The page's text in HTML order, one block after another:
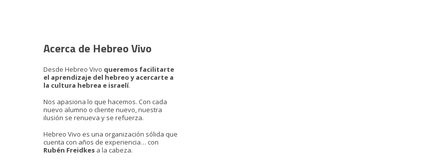
Acerca de Hebreo Vivo
Desde Hebreo Vivo queremos facilitarte
el aprendizaje del hebreo y acercarte a
la cultura hebrea e israelí.
Nos apasiona lo que hacemos. Con cada
nuevo alumno o cliente nuevo, nuestra
ilusión se renueva y se refuerza.
Hebreo Vivo es una organización sólida que
cuenta con años de experiencia… con
Rubén Freidkes a la cabeza.